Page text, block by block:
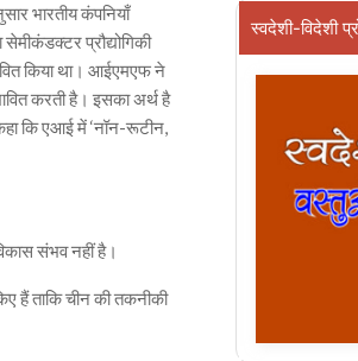
भारतीय कंपनियाँ
प्रौद्योगिकी
किया था। आईएमएफ ने
करती है। इसका अर्थ है
कि एआई में ‘नॉन-रूटीन,
संभव नहीं है।
हैं ताकि चीन की तकनीकी
स्वदेशी-विदेशी